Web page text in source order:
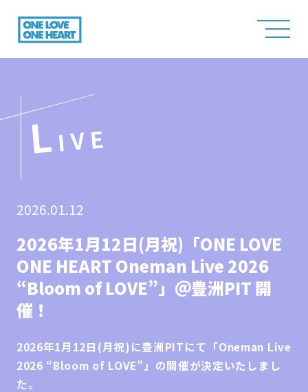
L IVE
2026.01.12
2026年1月12日(月祝)「ONE LOVE
ONE HEART Oneman Live 2026
“Bloom of LOVE”」＠豊洲PIT 開
催！
2026年1月12日(月祝)に豊洲PITにて「Oneman Live
2026 “Bloom of LOVE”」の開催が決定いたしまし
た。